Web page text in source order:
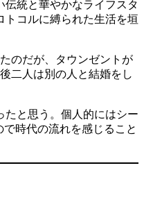
統と華やかなライフスタ
トコルに縛られた生活を垣
のだが、タウンゼントが
二人は別の人と結婚をし
たと思う。個人的にはシー
で時代の流れを感じること